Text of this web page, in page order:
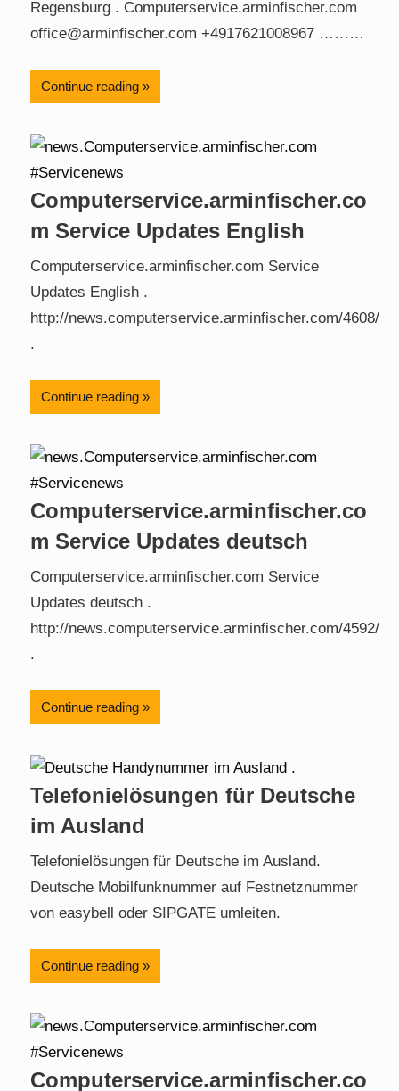
Regensburg . Computerservice.arminfischer.com
office@arminfischer.com +4917621008967 ………
Continue reading
Computerservice.arminfischer.co
m Service Updates English
Computerservice.arminfischer.com Service
Updates English .
http://news.computerservice.arminfischer.com/4608/
.
Continue reading
Computerservice.arminfischer.co
m Service Updates deutsch
Computerservice.arminfischer.com Service
Updates deutsch .
http://news.computerservice.arminfischer.com/4592/
.
Continue reading
Telefonielösungen für Deutsche
im Ausland
Telefonielösungen für Deutsche im Ausland.
Deutsche Mobilfunknummer auf Festnetznummer
von easybell oder SIPGATE umleiten.
Continue reading
Computerservice.arminfischer.co